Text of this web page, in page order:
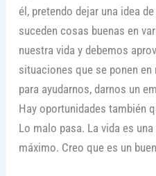
él, pretendo dejar una idea
suceden cosas buenas en
nuestra vida y debemos
situaciones que se ponen
para ayudarnos, darnos un
Hay oportunidades también
Lo malo pasa. La vida es
máximo. Creo que es un